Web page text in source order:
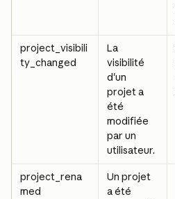
project_visibili
ty_changed
La
visibilité
d'un
projet a
été
modifiée
par un
utilisateur.
project_rena
med
Un projet
a été